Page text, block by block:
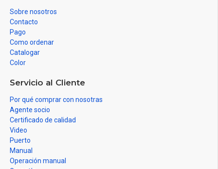
Sobre nosotros
Contacto
Pago
Como ordenar
Catalogar
Color
Servicio al Cliente
Por qué comprar con nosotras
Agente socio
Certificado de calidad
Video
Puerto
Manual
Operación manual